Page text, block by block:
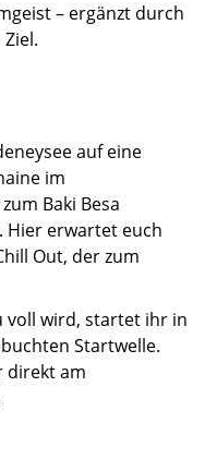
– ergänzt durch
auf eine
im
Baki Besa
Hier erwartet euch
Out, der zum
voll wird, startet ihr in
Startwelle.
direkt am